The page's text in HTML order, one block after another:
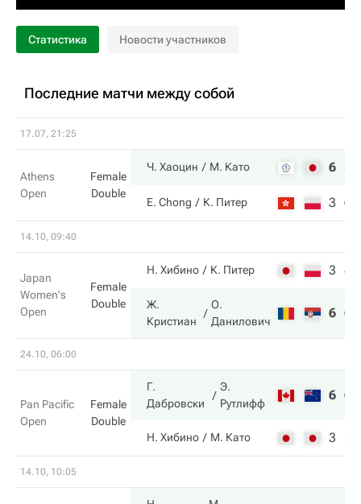
Статистика Новости участников
Последние матчи между собой
17.07, 21:25
Athens
Open
Female
Double
Ч. Хаоцин М. Като 6 3
E. Chong К. Питер 3 6
14.10, 09:40
Japan
Women's
Open
Female
Double
Н. Хибино К. Питер 3 4
Ж.
Кристиан
О.
Данилович
6 6
24.10, 06:00
Pan Pacific
Open
Female
Double
Г.
Дабровски
Э.
Рутлифф
6 6
Н. Хибино М. Като 3 3
14.10, 10:05